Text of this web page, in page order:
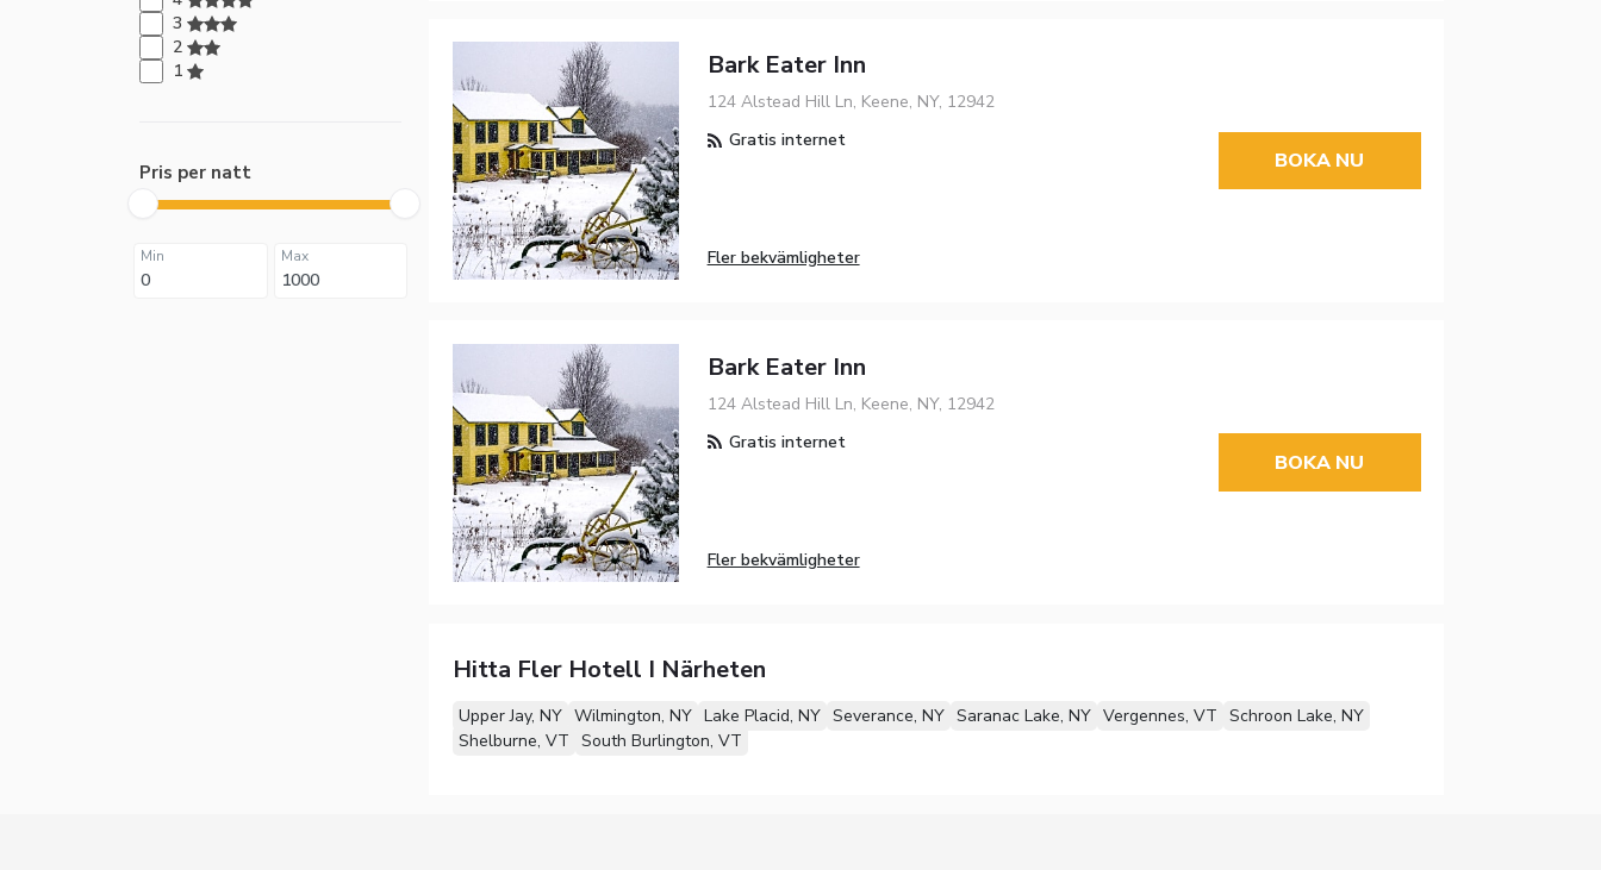
3
2
1
Pris per natt
Min Max
Bark Eater Inn
124 Alstead Hill Ln, Keene, NY, 12942
Gratis internet
Fler bekvämligheter
BOKA NU
Bark Eater Inn
124 Alstead Hill Ln, Keene, NY, 12942
Gratis internet
Fler bekvämligheter
BOKA NU
Hitta Fler Hotell I Närheten
Upper Jay, NY Wilmington, NY Lake Placid, NY Severance, NY Saranac Lake, NY Vergennes, VT Schroon Lake, NY
Shelburne, VT South Burlington, VT